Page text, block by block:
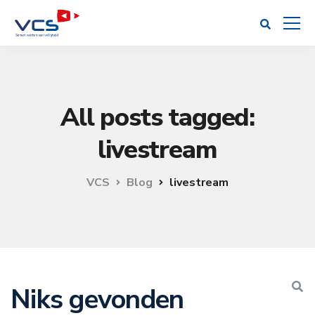
All posts tagged:
livestream
VCS Blog livestream
Niks gevonden